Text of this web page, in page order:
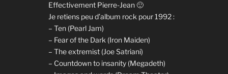
Effectivement Pierre-Jean 🙂
Je retiens peu d’album rock pour 1992 :
– Ten (Pearl Jam)
– Fear of the Dark (Iron Maiden)
– The extremist (Joe Satriani)
– Countdown to insanity (Megadeth)